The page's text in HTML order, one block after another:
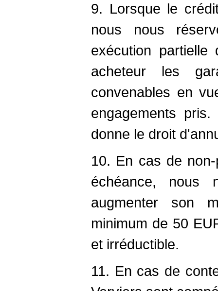
9. Lorsque le
nous nous
exécution
acheteur les
convenables en
engagements
donne le droit
10. En cas de
échéance, nous
augmenter son
minimum de 50
et irréductible.
11. En cas de